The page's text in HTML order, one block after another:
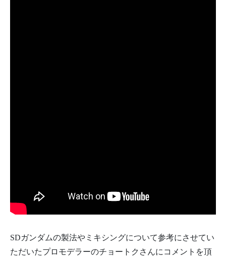
SDガンダムの製法やミキシングについて参考にさせてい
ただいたプロモデラーのチョートクさんにコメントを頂